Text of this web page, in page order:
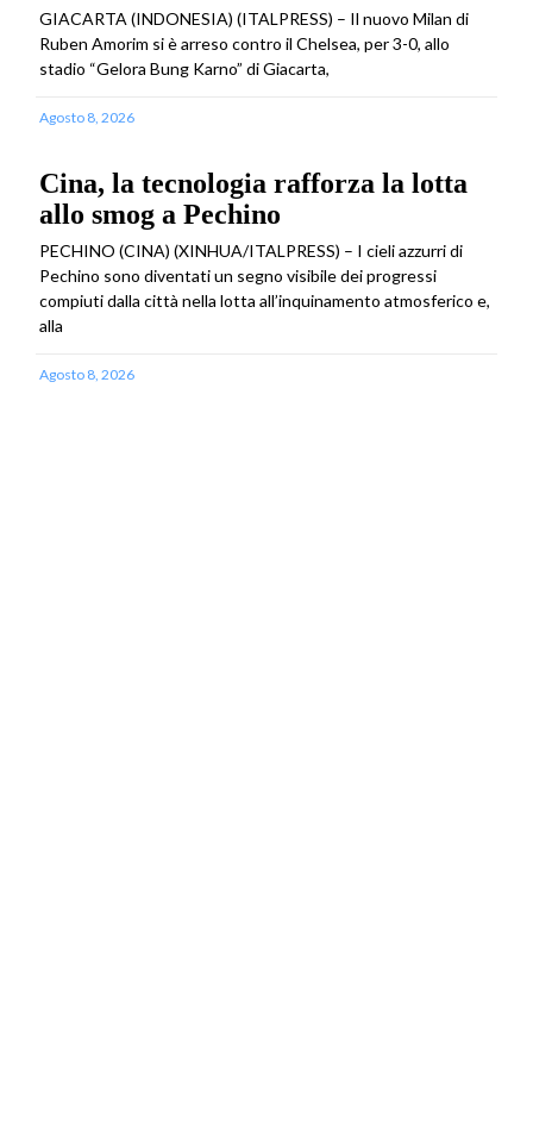
GIACARTA (INDONESIA) (ITALPRESS) – Il nuovo Milan di
Ruben Amorim si è arreso contro il Chelsea, per 3-0, allo
stadio “Gelora Bung Karno” di Giacarta,
Agosto 8, 2026
Cina, la tecnologia rafforza la lotta
allo smog a Pechino
PECHINO (CINA) (XINHUA/ITALPRESS) – I cieli azzurri di
Pechino sono diventati un segno visibile dei progressi
compiuti dalla città nella lotta all’inquinamento atmosferico e,
alla
Agosto 8, 2026